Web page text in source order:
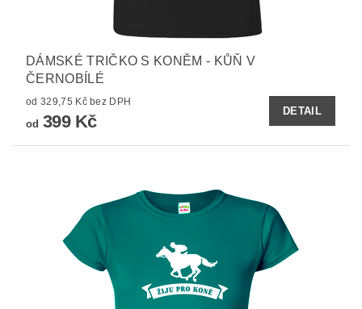
DÁMSKÉ TRIČKO S KONĚM - KŮŇ V
ČERNOBÍLÉ
od 329,75 Kč bez DPH
od 399 Kč
DETAIL